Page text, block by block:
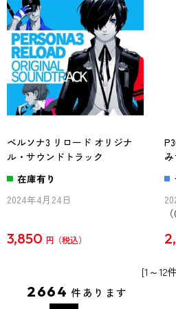
ペルソナ3 リロード オリジナ
ル・サウンドトラック
在庫有り
2024年4月24日
3,850 円
[1～12
2664 件あります